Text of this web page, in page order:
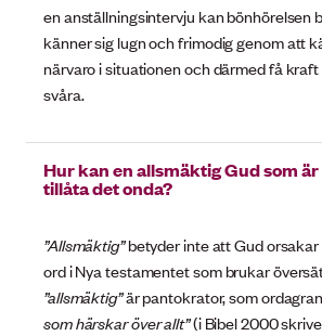
en anställningsintervju kan bönhörelsen
känner sig lugn och frimodig genom att
närvaro i situationen och därmed få
svåra.
Hur kan en allsmäktig Gud som
tillåta det onda?
”Allsmäktig”betyder inte att Gud
ord i Nya testamentet som brukar
”allsmäktig”är pantokrator, som
som härskar över allt”(i Bibel 2000